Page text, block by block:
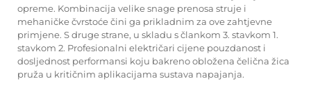
opreme. Kombinacija velike snage prenosa struje i
mehaničke čvrstoće čini ga prikladnim za ove zahtjevne
primjene. S druge strane, u skladu s člankom 3. stavkom 1.
stavkom 2. Profesionalni električari cijene pouzdanost i
dosljednost performansi koju bakreno obložena čelična žica
pruža u kritičnim aplikacijama sustava napajanja.